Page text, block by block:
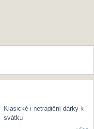
Klasické i netradiční dárky k
svátku